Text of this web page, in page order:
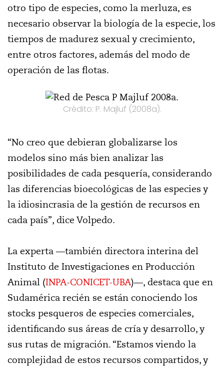
otro tipo de especies, como la merluza, es
necesario observar la biología de la especie, los
tiempos de madurez sexual y crecimiento,
entre otros factores, además del modo de
operación de las flotas.
Crédito: P. Majluf (2008a).
“No creo que debieran globalizarse los
modelos sino más bien analizar las
posibilidades de cada pesquería, considerando
las diferencias bioecológicas de las especies y
la idiosincrasia de la gestión de recursos en
cada país”, dice Volpedo.
La experta —también directora interina del
Instituto de Investigaciones en Producción
Animal (INPA-CONICET-UBA)—, destaca que en
Sudamérica recién se están conociendo los
stocks pesqueros de especies comerciales,
identificando sus áreas de cría y desarrollo, y
sus rutas de migración. “Estamos viendo la
complejidad de estos recursos compartidos, y